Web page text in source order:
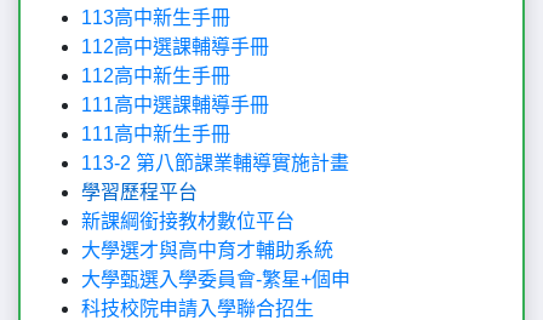
113高中新生手冊
112高中選課輔導手冊
112高中新生手冊
111高中選課輔導手冊
111高中新生手冊
113-2 第八節課業輔導實施計畫
學習歷程平台
新課綱銜接教材數位平台
大學選才與高中育才輔助系統
大學甄選入學委員會-繁星+個申
科技校院申請入學聯合招生